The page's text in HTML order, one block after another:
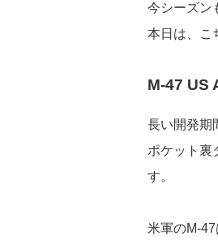
今シーズン
本日は、こ
M-47 US
長い開発期
ポケット裏
す。
米軍のM-